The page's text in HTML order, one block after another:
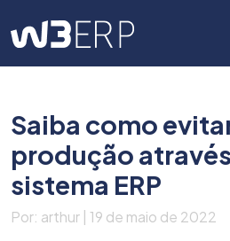
Saiba como
produção
sistema ERP
Por: arthur | 19 de maio de 2022